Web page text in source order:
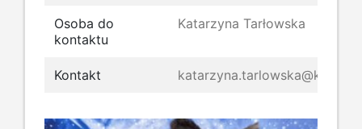
Osoba do
kontaktu
Katarzyna Tarłowska
Kontakt